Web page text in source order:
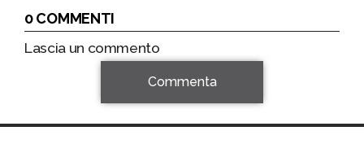
0 COMMENTI
Lascia un commento
Commenta